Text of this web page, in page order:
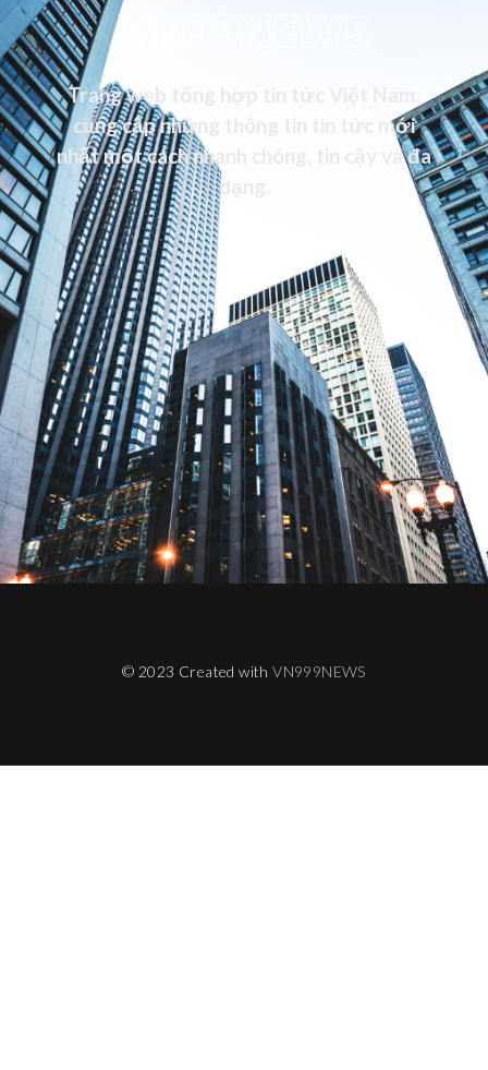
VN99NEWS
Trang web tổng hợp tin tức Việt Nam,
cung cấp những thông tin tin tức mới
nhất một cách nhanh chóng, tin cậy và đa
dạng.
© 2023 Created withVN999NEWS